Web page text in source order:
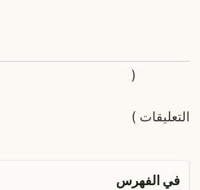
التعليقات
(
)
في الفهرس